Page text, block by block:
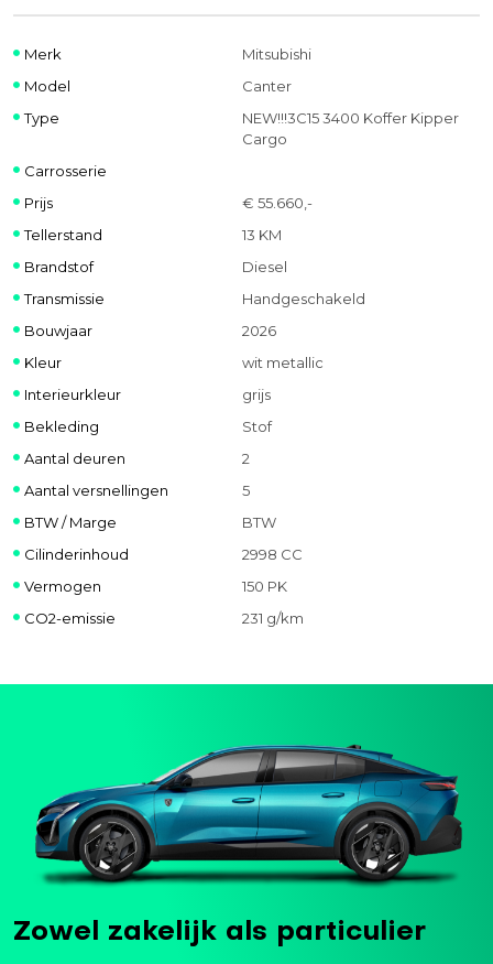
Merk
Mitsubishi
Model
Canter
Type
NEW!!!3C15 3400 Koffer Kipper
Cargo
Carrosserie
Prijs
€ 55.660,-
Tellerstand
13 KM
Brandstof
Diesel
Transmissie
Handgeschakeld
Bouwjaar
2026
Kleur
wit metallic
Interieurkleur
grijs
Bekleding
Stof
Aantal deuren
2
Aantal versnellingen
5
BTW / Marge
BTW
Cilinderinhoud
2998 CC
Vermogen
150 PK
CO2-emissie
231 g/km
Zowel zakelijk als particulier